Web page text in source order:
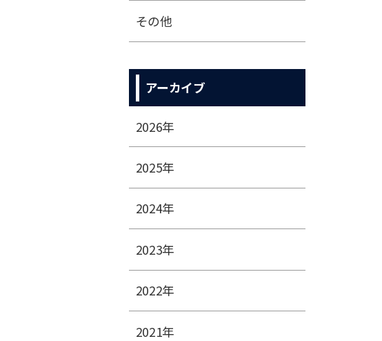
その他
アーカイブ
2026年
2025年
2024年
2023年
2022年
2021年